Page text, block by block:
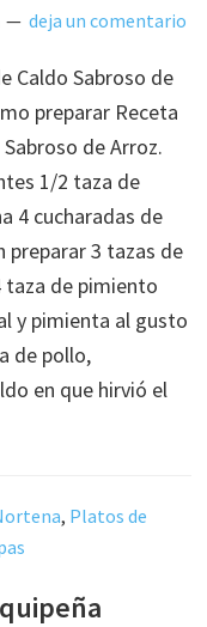
deja un comentario
Caldo Sabroso de
preparar Receta
de Arroz.
1/2 taza de
4 cucharadas de
preparar 3 tazas de
taza de pimiento
y pimienta al gusto
de pollo,
en que hirvió el
, Platos de